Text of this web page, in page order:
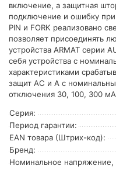
включение, а защитная
подключение и ошибку
PIN и FORK реализовано
позволяет присоединять
устройства ARMAT серии
себя устройства с
характеристиками
защит AC и A с
отключения 30, 100, 300
Серия:
Период гарантии:
EAN товара (Штрих-код):
Бренд:
Номинальное напряжение,